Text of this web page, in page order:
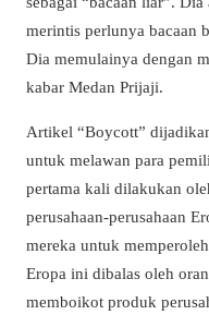
merintis perlunya bacaan
Dia memulainya dengan
kabar Medan Prijaji.
Artikel “Boycott”
untuk melawan para
pertama kali dilakukan
perusahaan-perusahaan
mereka untuk
Eropa ini dibalas oleh
memboikot produk